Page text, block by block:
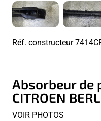
Réf. constructeur
Absorbeur de
CITROEN
VOIR PHOTOS